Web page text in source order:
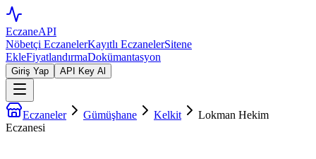
EczaneAPI
Nöbetçi EczanelerKayıtlı EczanelerSitene
EkleFiyatlandırmaDokümantasyon
Giriş Yap API Key Al
Eczaneler Gümüşhane Kelkit
Lokman Hekim
Eczanesi